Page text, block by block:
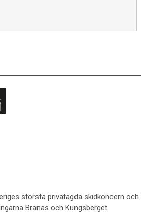
största privatägda skidkoncern och
Branäs och Kungsberget.